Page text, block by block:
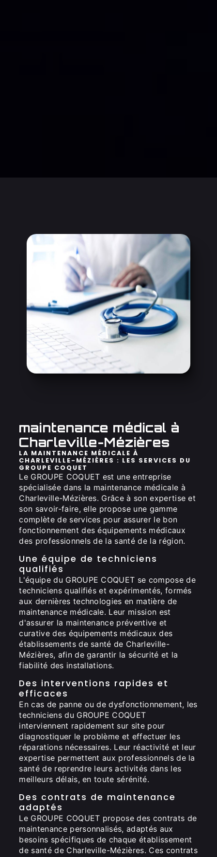
maintenance médical à
Charleville-Mézières
LA MAINTENANCE MÉDICALE À
CHARLEVILLE-MÉZIÈRES : LES SERVICES DU
GROUPE COQUET
Le GROUPE COQUET est une entreprise
spécialisée dans la maintenance médicale à
Charleville-Mézières. Grâce à son expertise et
son savoir-faire, elle propose une gamme
complète de services pour assurer le bon
fonctionnement des équipements médicaux
des professionnels de la santé de la région.
Une équipe de techniciens
qualifiés
L'équipe du GROUPE COQUET se compose de
techniciens qualifiés et expérimentés, formés
aux dernières technologies en matière de
maintenance médicale. Leur mission est
d'assurer la maintenance préventive et
curative des équipements médicaux des
établissements de santé de Charleville-
Mézières, afin de garantir la sécurité et la
fiabilité des installations.
Des interventions rapides et
efficaces
En cas de panne ou de dysfonctionnement, les
techniciens du GROUPE COQUET
interviennent rapidement sur site pour
diagnostiquer le problème et effectuer les
réparations nécessaires. Leur réactivité et leur
expertise permettent aux professionnels de la
santé de reprendre leurs activités dans les
meilleurs délais, en toute sérénité.
Des contrats de maintenance
adaptés
Le GROUPE COQUET propose des contrats de
maintenance personnalisés, adaptés aux
besoins spécifiques de chaque établissement
de santé de Charleville-Mézières. Ces contrats